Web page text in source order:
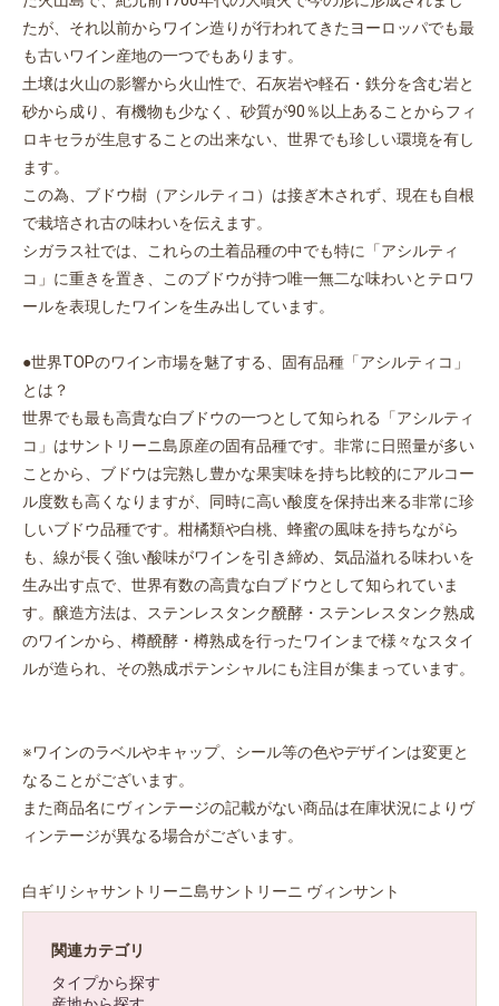
お買い物を続ける カートへ進む
たが、それ以前からワイン造りが行われてきたヨーロッパでも最
も古いワイン産地の一つでもあります。
土壌は火山の影響から火山性で、石灰岩や軽石・鉄分を含む岩と
砂から成り、有機物も少なく、砂質が90％以上あることからフィ
ロキセラが生息することの出来ない、世界でも珍しい環境を有し
ます。
この為、ブドウ樹（アシルティコ）は接ぎ木されず、現在も自根
で栽培され古の味わいを伝えます。
シガラス社では、これらの土着品種の中でも特に「アシルティ
コ」に重きを置き、このブドウが持つ唯一無二な味わいとテロワ
ールを表現したワインを生み出しています。
●世界TOPのワイン市場を魅了する、固有品種「アシルティコ」
とは？
世界でも最も高貴な白ブドウの一つとして知られる「アシルティ
コ」はサントリーニ島原産の固有品種です。非常に日照量が多い
ことから、ブドウは完熟し豊かな果実味を持ち比較的にアルコー
ル度数も高くなりますが、同時に高い酸度を保持出来る非常に珍
しいブドウ品種です。柑橘類や白桃、蜂蜜の風味を持ちながら
も、線が長く強い酸味がワインを引き締め、気品溢れる味わいを
生み出す点で、世界有数の高貴な白ブドウとして知られていま
す。醸造方法は、ステンレスタンク醗酵・ステンレスタンク熟成
のワインから、樽醗酵・樽熟成を行ったワインまで様々なスタイ
ルが造られ、その熟成ポテンシャルにも注目が集まっています。
※ワインのラベルやキャップ、シール等の色やデザインは変更と
なることがございます。
また商品名にヴィンテージの記載がない商品は在庫状況によりヴ
ィンテージが異なる場合がございます。
白ギリシャサントリーニ島サントリーニ ヴィンサント
関連カテゴリ
タイプから探す